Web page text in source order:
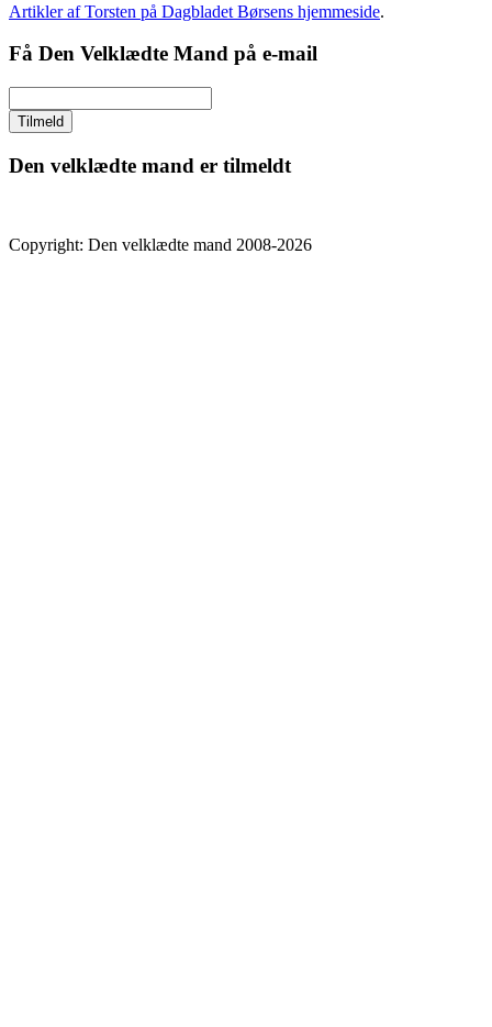
Artikler af Torsten på Dagbladet Børsens hjemmeside.
Få Den Velklædte Mand på e-mail
Den velklædte mand er tilmeldt
Copyright: Den velklædte mand 2008-2026